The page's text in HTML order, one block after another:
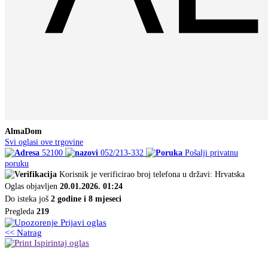
AlmaDom
Svi oglasi ove trgovine
52100
052/213-332
Pošalji privatnu
poruku
Korisnik je verificirao broj telefona u državi: Hrvatska
Oglas objavljen 20.01.2026. 01:24
Do isteka još 2 godine i 8 mjeseci
Pregleda 219
Prijavi oglas
<< Natrag
Ispirintaj oglas